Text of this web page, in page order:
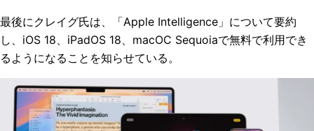
最後にクレイグ氏は、「Apple Intelligence」について要約
し、iOS 18、iPadOS 18、macOC Sequoiaで無料で利用でき
るようになることを知らせている。